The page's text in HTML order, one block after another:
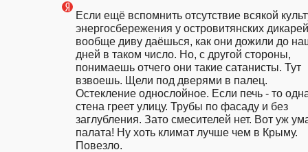
Если ещё вспомнить отсутствие всякой
энергосбережения у островитянских
вообще диву даёшься, как они дожили до
дней в таком число. Но, с другой стороны,
понимаешь отчего они такие сатанисты. Тут
взвоешь. Щели под дверями в палец.
Остекление однослойное. Если печь - то
стена греет улицу. Трубы по фасаду и без
заглубления. Зато смесителей нет. Вот уж
палата! Ну хоть климат лучше чем в Крыму.
Повезло.